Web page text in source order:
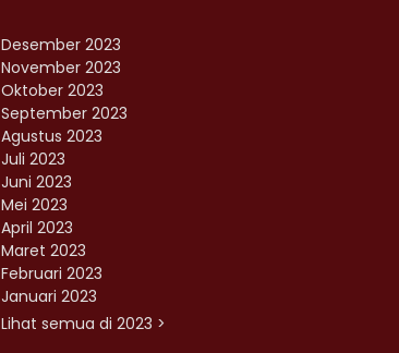
Desember 2023
November 2023
Oktober 2023
September 2023
Agustus 2023
Juli 2023
Juni 2023
Mei 2023
April 2023
Maret 2023
Februari 2023
Januari 2023
Lihat semua di 2023 >